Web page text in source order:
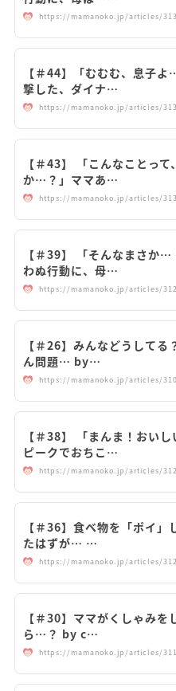
https://mamanoko.jp/articles/
【＃44】「むむむ、息子
撃した、ダイナ…
https://mamanoko.jp/articles/
【＃43】 「こんなことっ
か…？」ママあ…
https://mamanoko.jp/articles/
【＃39】 「そんなまさか…
わぬ行動に、母…
https://mamanoko.jp/articles/
【＃26】みんなどうしてる
ん問題… by…
https://mamanoko.jp/articles/
【＃38】 「まんま！おい
ピークでおちこ…
https://mamanoko.jp/articles/
【＃36】食べ物を「ポイ」
たはずが… …
https://mamanoko.jp/articles/
【＃30】ママがくしゃみを
ら…？ by c…
https://mamanoko.jp/articles/